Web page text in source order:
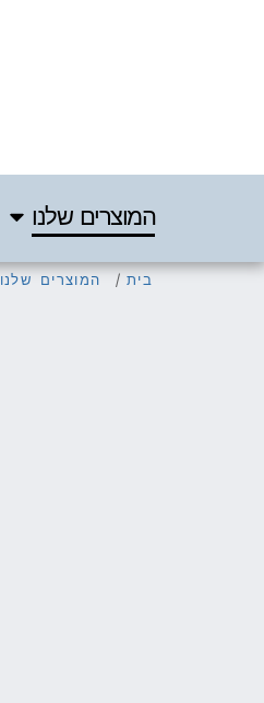
המוצרים שלנו
בית המוצרים שלנו